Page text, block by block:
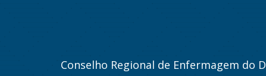
Conselho Regional de Enfermagem do